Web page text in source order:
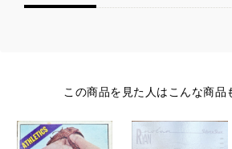
この商品を見た人はこんな商品